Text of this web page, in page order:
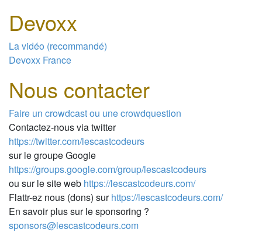
Devoxx
La vidéo (recommandé)
Devoxx France
Nous contacter
Faire un crowdcast ou une crowdquestion
Contactez-nous via twitter
https://twitter.com/lescastcodeurs
sur le groupe Google
https://groups.google.com/group/lescastcodeurs
ou sur le site web https://lescastcodeurs.com/
Flattr-ez nous (dons) surhttps://lescastcodeurs.com/
En savoir plus sur le sponsoring ?
sponsors@lescastcodeurs.com